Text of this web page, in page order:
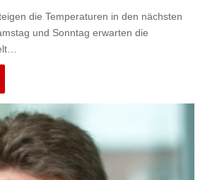
die Temperaturen in den nächsten
und Sonntag erwarten die